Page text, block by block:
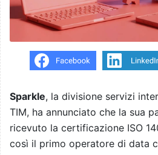
Sparkle, la divisione servizi
TIM, ha annunciato che la sua
ricevuto la certificazione ISO
così il primo operatore di data